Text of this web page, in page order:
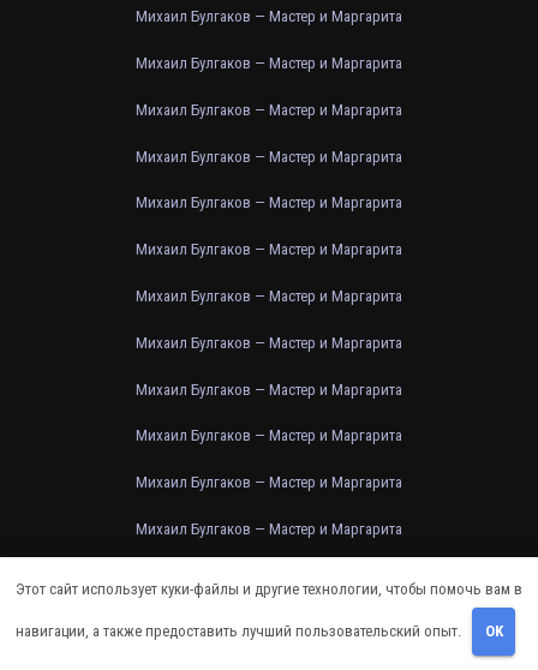
Михаил Булгаков — Мастер и Маргарита
Михаил Булгаков — Мастер и Маргарита
Михаил Булгаков — Мастер и Маргарита
Михаил Булгаков — Мастер и Маргарита
Михаил Булгаков — Мастер и Маргарита
Михаил Булгаков — Мастер и Маргарита
Михаил Булгаков — Мастер и Маргарита
Михаил Булгаков — Мастер и Маргарита
Михаил Булгаков — Мастер и Маргарита
Михаил Булгаков — Мастер и Маргарита
Михаил Булгаков — Мастер и Маргарита
Михаил Булгаков — Мастер и Маргарита
Михаил Булгаков — Мастер и Маргарита
Этот сайт использует куки-файлы и другие технологии, чтобы помочь вам в
навигации, а также предоставить лучший пользовательский опыт. OK